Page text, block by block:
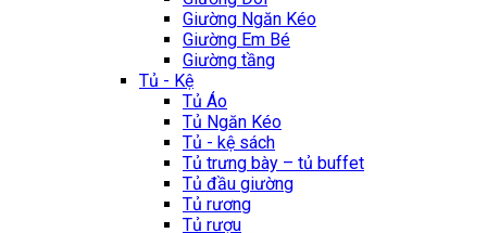
Giường Ngăn Kéo
Giường Em Bé
Giường tầng
Tủ - Kệ
Tủ Áo
Tủ Ngăn Kéo
Tủ - kệ sách
Tủ trưng bày – tủ buffet
Tủ đầu giường
Tủ rương
Tủ rượu